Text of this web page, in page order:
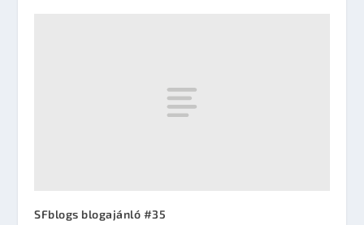
SFblogs blogajánló #35